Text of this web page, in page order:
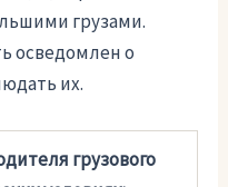
грузами.
осведомлен о
их.
грузового